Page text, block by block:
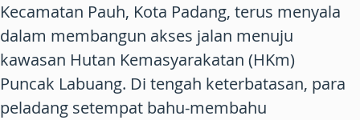
Kecamatan Pauh, Kota Padang, terus menyala
dalam membangun akses jalan menuju
kawasan Hutan Kemasyarakatan (HKm)
Puncak Labuang. Di tengah keterbatasan, para
peladang setempat bahu-membahu